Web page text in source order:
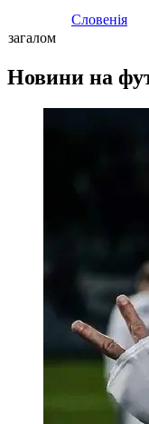
Словенія
загалом
Новини на